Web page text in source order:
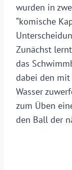
wurden in
“komische
Zunächst
das
dabei den
Wasser
zum Üben
den Ball der